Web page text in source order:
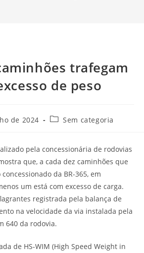
trafegam
de peso
de 2024 Sem categoria
pela concessionária de rodovias
que, a cada dez caminhões que
da BR-365, em
um está com excesso de carga.
registrada pela balança de
na velocidade da via instalada pela
640 da rodovia.
de HS-WIM (High Speed Weight in